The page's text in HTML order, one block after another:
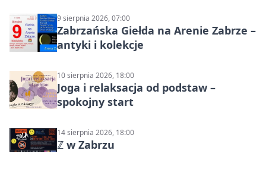
9 sierpnia 2026, 07:00
Zabrzańska Giełda na Arenie Zabrze –
antyki i kolekcje
10 sierpnia 2026, 18:00
Joga i relaksacja od podstaw –
spokojny start
14 sierpnia 2026, 18:00
ℤ w Zabrzu